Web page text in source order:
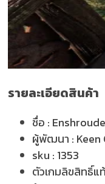
รายละเอียดสินค้า
ชื่อ :
ผู้พัฒนา : Keen
sku : 1353
ตัวเกมลิขสิทธิ์แ